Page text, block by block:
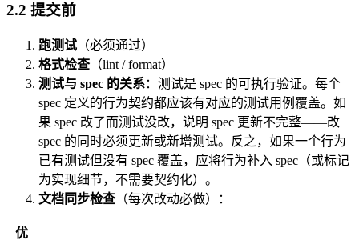
2.2 提交前
跑测试 （必须通过）
格式检查 （lint / format）
测试与 spec 的关系：测试是 spec 的可执行验证。每个
spec 定义的行为契约都应该有对应的测试用例覆盖。如
果 spec 改了而测试没改，说明 spec 更新不完整——改
spec 的同时必须更新或新增测试。反之，如果一个行为
已有测试但没有 spec 覆盖，应将行为补入 spec（或标记
为实现细节，不需要契约化）。
文档同步检查 （每次改动必做）：
优